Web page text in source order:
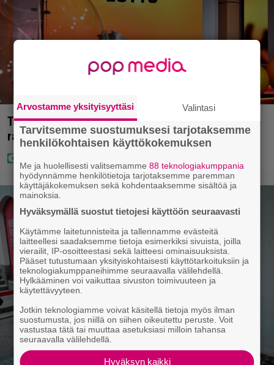
Täällä pelattiin lauantain Loton ja Jokerin isot
rahat – Tokmannilla, ABC:lla, netissä…
Arvostamme yksityisyyttäsi Valintasi
Tarvitsemme suostumuksesi tarjotaksemme
henkilökohtaisen käyttökokemuksen
Me ja huolellisesti valitsemamme88 teknologiakumppania
hyödynnämme henkilötietoja tarjotaksemme paremman
käyttäjäkokemuksen sekä kohdentaaksemme sisältöä ja
mainoksia.
Hyväksymällä suostut tietojesi käyttöön seuraavasti
Käytämme laitetunnisteita ja tallennamme evästeitä
laitteellesi saadaksemme tietoja esimerkiksi sivuista, joilla
vierailit, IP-osoitteestasi sekä laitteesi ominaisuuksista.
Pääset tutustumaan yksityiskohtaisesti käyttötarkoituksiin ja
teknologiakumppaneihimme seuraavalla välilehdellä.
Hylkääminen voi vaikuttaa sivuston toimivuuteen ja
käytettävyyteen.
Jotkin teknologiamme voivat käsitellä tietoja myös ilman
suostumusta, jos niillä on siihen oikeutettu peruste. Voit
vastustaa tätä tai muuttaa asetuksiasi milloin tahansa
seuraavalla välilehdellä.
Hyväksyn kaikki